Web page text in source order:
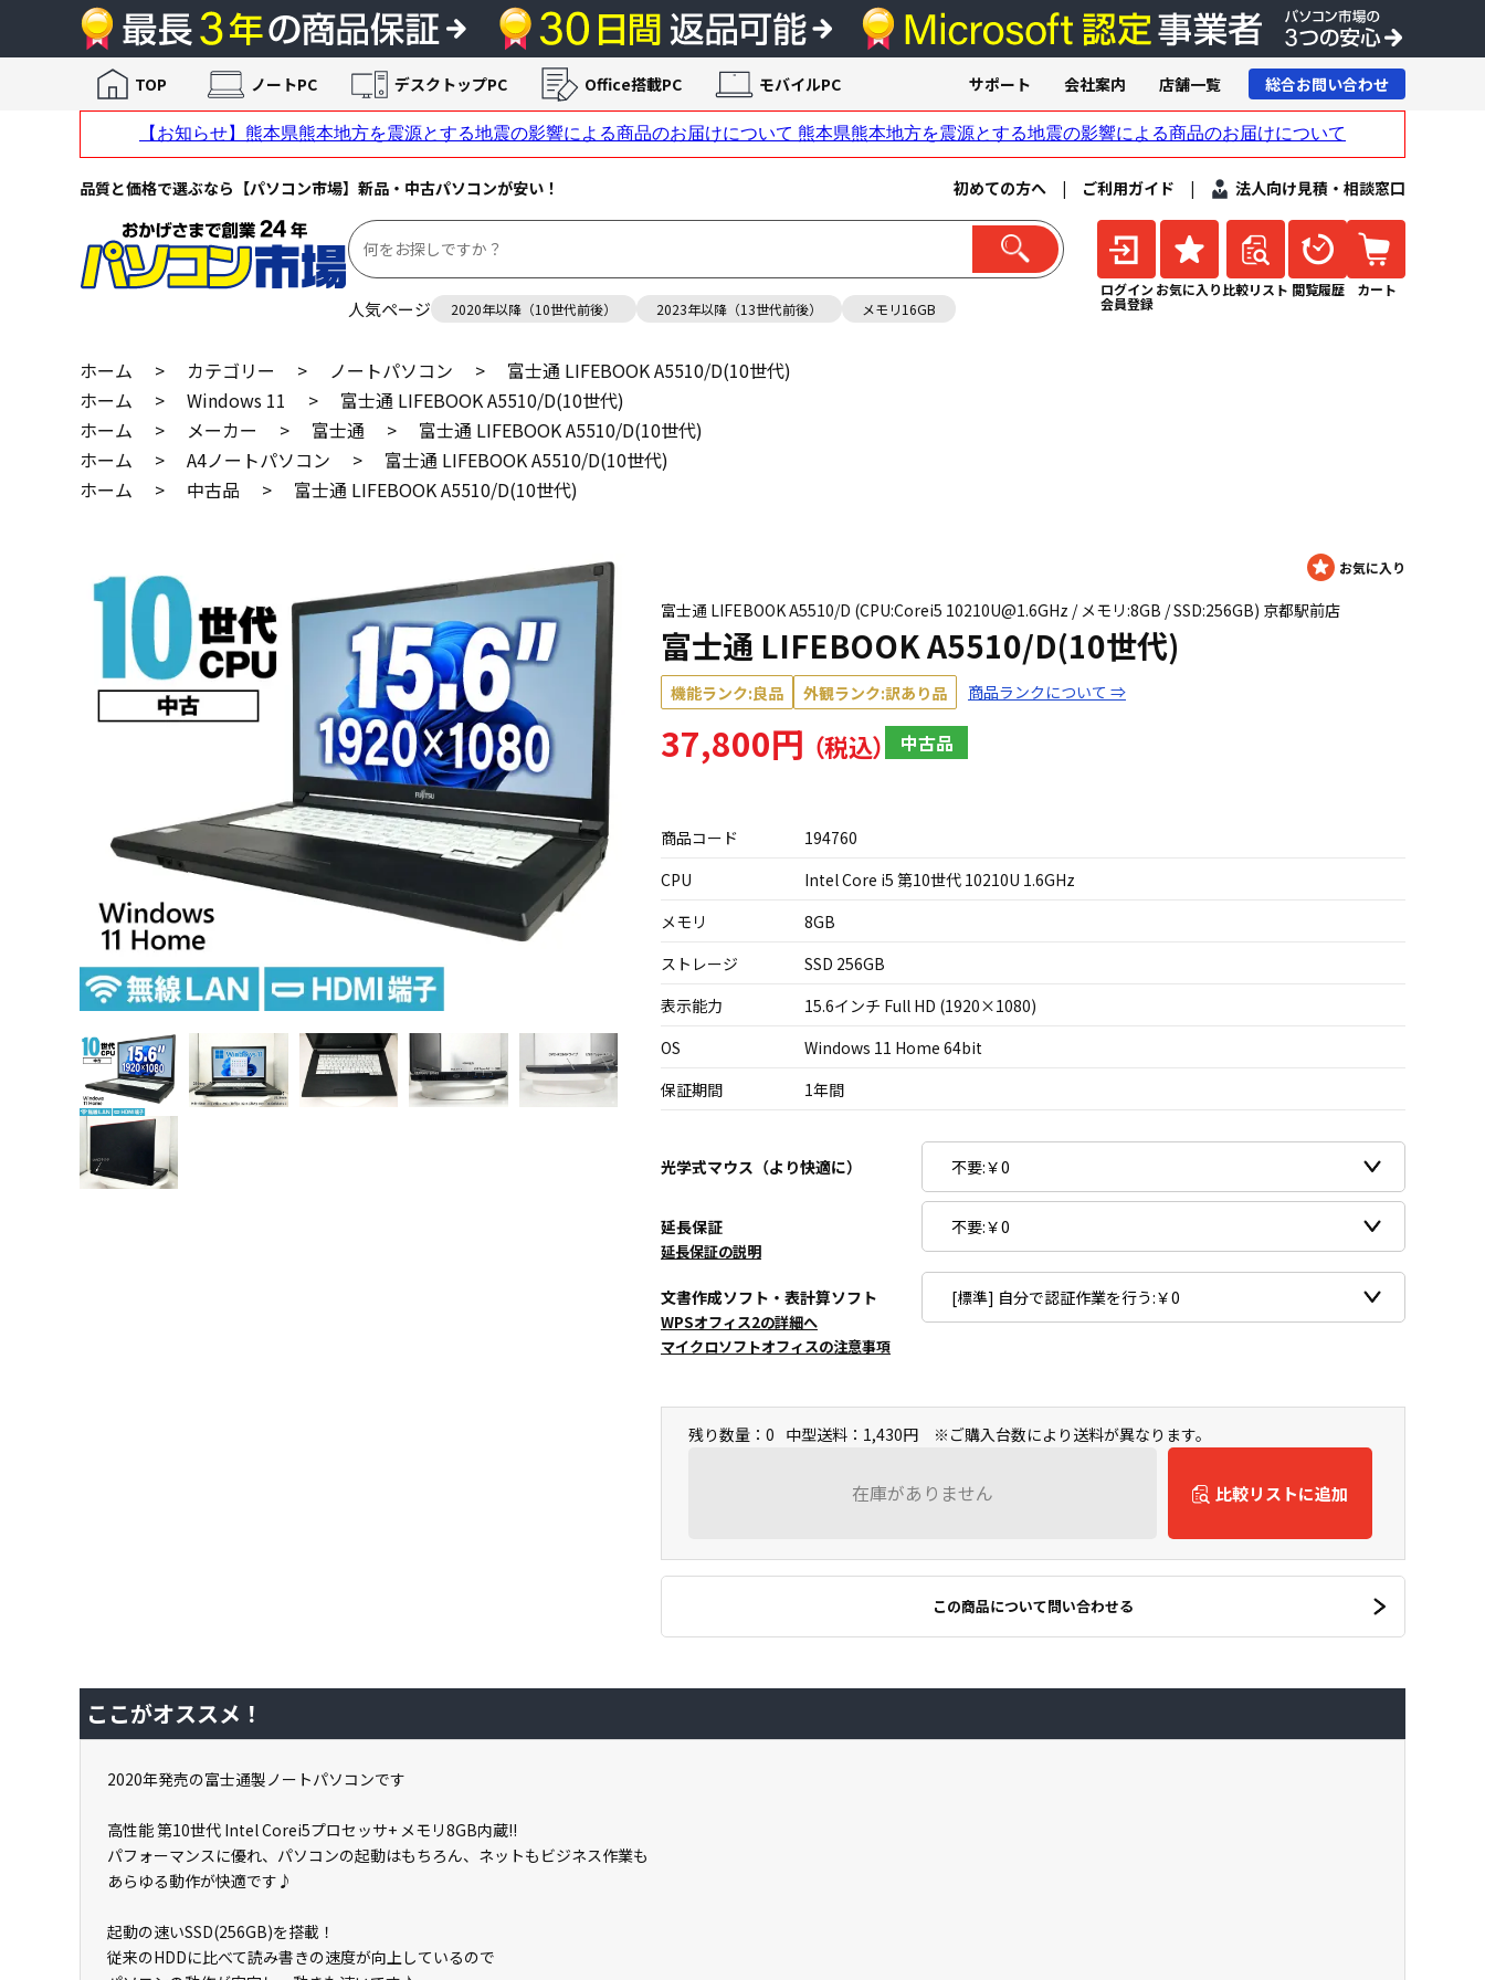
品質と価格で選ぶなら【パソコン市場】新品・中古パソコンが安い！ 初めての方へ | ご利用ガイド | 法人向け見積・相談窓口
人気ページ 2020年以降（10世代前後） 2023年以降（13世代前後） メモリ16GB
ログイン
会員登録
お気に入り 比較リスト 閲覧履歴 カート
TOP ノートPC デスクトップPC Office搭載PC モバイルPC サポート 会社案内 店舗一覧 総合お問い合わせ
ホーム > カテゴリー > ノートパソコン >
富士通 LIFEBOOK A5510/D(10世代)
ホーム
> Windows 11 >
富士通 LIFEBOOK A5510/D(10世代)
ホーム
> メーカー > 富士通 >
富士通 LIFEBOOK A5510/D(10世代)
ホーム
> A4ノートパソコン >
富士通 LIFEBOOK A5510/D(10世代)
ホーム
> 中古品 > 富士通 LIFEBOOK A5510/D(10世代)
富士通 LIFEBOOK A5510/D (CPU:Corei5 10210U@1.6GHz / メモリ:8GB / SSD:256GB) 京都駅前店
富士通 LIFEBOOK A5510/D(10世代)
機能ランク:良品 外観ランク:訳あり品 商品ランクについて ⇒
37,800円 中古品
商品コード
194760
CPU
Intel Core i5 第10世代 10210U 1.6GHz
メモリ
8GB
ストレージ
SSD 256GB
表示能力
15.6インチ Full HD (1920×1080)
OS
Windows 11 Home 64bit
保証期間
1年間
光学式マウス（より快適に）
延長保証
延長保証の説明
文書作成ソフト・表計算ソフト
WPSオフィス2の詳細へ
マイクロソフトオフィスの注意事項
残り数量：0 中型送料：1,430円 ※ご購入台数により送料が異なります。
在庫がありません 比較リストに追加
この商品について問い合わせる
ここがオススメ！
2020年発売の富士通製ノートパソコンです
高性能 第10世代 Intel Corei5プロセッサ+ メモリ8GB内蔵!!
パフォーマンスに優れ、パソコンの起動はもちろん、ネットもビジネス作業も
あらゆる動作が快適です♪
起動の速いSSD(256GB)を搭載！
従来のHDDに比べて読み書きの速度が向上しているので